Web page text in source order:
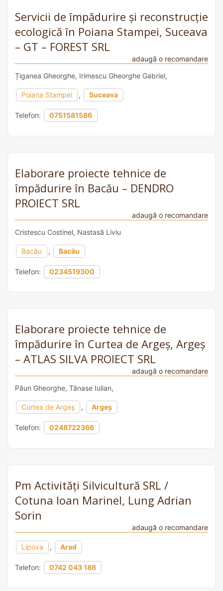
Servicii de împădurire și reconstrucție
ecologică în Poiana Stampei, Suceava
– GT – FOREST SRL
adaugă o recomandare
Țiganea Gheorghe, Irimescu Gheorghe Gabriel,
Poiana Stampei , Suceava
Telefon: 0751581586
Elaborare proiecte tehnice de
împădurire în Bacău – DENDRO
PROIECT SRL
adaugă o recomandare
Cristescu Costinel, Nastasă Liviu
Bacău , Bacău
Telefon: 0234519300
Elaborare proiecte tehnice de
împădurire în Curtea de Argeș, Argeș
– ATLAS SILVA PROIECT SRL
adaugă o recomandare
Păun Gheorghe, Tănase Iulian,
Curtea de Argeș , Argeș
Telefon: 0248722366
Pm Activități Silvicultură SRL /
Cotuna Ioan Marinel, Lung Adrian
Sorin
adaugă o recomandare
Lipova , Arad
Telefon: 0742 043 186